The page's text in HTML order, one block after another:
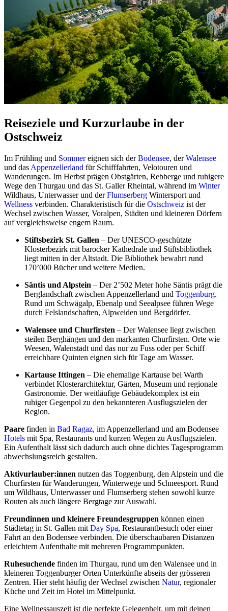
Reiseziele und Kurzurlaube in der
Ostschweiz
Im Frühling und Sommereignen sich derBodensee, derWalensee
und dasAppenzellerland für Schifffahrten, Velotouren und
Wanderungen. Im Herbst prägen Obstgärten, Rebberge und ruhigere
Wege den Thurgau und das St. Galler Rheintal, während im Winter
Wildhaus, Unterwasser und derFlumserberg Wintersport und
Wellness verbinden. Charakteristisch für die Ostschweiz ist der
Wechsel zwischen Wasser, Voralpen, Städten und kleineren Dörfern
auf vergleichsweise engem Raum.
Stiftsbezirk St. Gallen – Der UNESCO-geschützte
Klosterbezirk mit barocker Kathedrale und Stiftsbibliothek
liegt mitten in der Altstadt. Die Bibliothek bewahrt rund
170’000 Bücher und weitere Medien.
Säntis und Alpstein – Der 2’502 Meter hohe Säntis prägt die
Berglandschaft zwischen Appenzellerland und Toggenburg.
Rund um Schwägalp, Ebenalp und Seealpsee führen Wege
durch Felslandschaften, Alpweiden und Bergdörfer.
Walensee und Churfirsten – Der Walensee liegt zwischen
steilen Berghängen und den markanten Churfirsten. Orte wie
Weesen, Walenstadt und das nur zu Fuss oder per Schiff
erreichbare Quinten eignen sich für Tage am Wasser.
Kartause Ittingen – Die ehemalige Kartause bei Warth
verbindet Klosterarchitektur, Gärten, Museum und regionale
Gastronomie. Der weitläufige Gebäudekomplex ist ein
ruhiger Gegenpol zu den bekannteren Ausflugszielen der
Region.
Paare finden in Bad Ragaz, im Appenzellerland und am Bodensee
Hotels mit Spa, Restaurants und kurzen Wegen zu Ausflugszielen.
Ein Aufenthalt lässt sich dadurch auch ohne dichtes Tagesprogramm
abwechslungsreich gestalten.
Aktivurlauber:innen nutzen das Toggenburg, den Alpstein und die
Churfirsten für Wanderungen, Winterwege und Schneesport. Rund
um Wildhaus, Unterwasser und Flumserberg stehen sowohl kurze
Routen als auch längere Bergtage zur Auswahl.
Freundinnen und kleinere Freundesgruppen können einen
Städtetag in St. Gallen mitDay Spa, Restaurantbesuch oder einer
Fahrt an den Bodensee verbinden. Die überschaubaren Distanzen
erleichtern Aufenthalte mit mehreren Programmpunkten.
Ruhesuchende finden im Thurgau, rund um den Walensee und in
kleineren Toggenburger Orten Unterkünfte abseits der grösseren
Zentren. Hier steht häufig der Wechsel zwischen Natur, regionaler
Küche und Zeit im Hotel im Mittelpunkt.
Eine Wellnessauszeit ist die perfekte Gelegenheit, um mit deinen